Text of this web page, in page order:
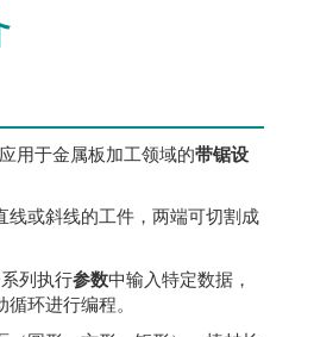
用于金属板加工领域的带锯设
线或斜线的工件，两端可切割成
列执行参数中输入特定数据，
环进行编程。